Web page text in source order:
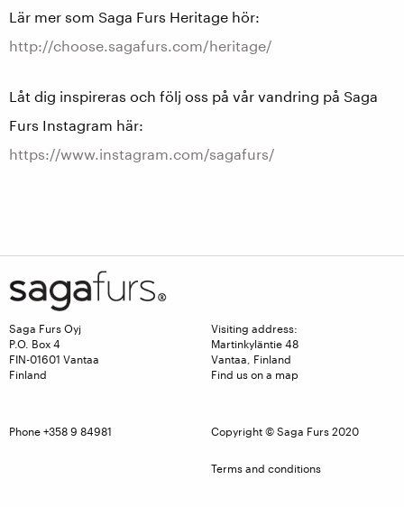
Lär mer som Saga Furs Heritage hör:
http://choose.sagafurs.com/heritage/
Låt dig inspireras och följ oss på vår vandring på Saga
Furs Instagram här:
https://www.instagram.com/sagafurs/
Saga Furs Oyj
P.O. Box 4
FIN-01601 Vantaa
Finland
Visiting address:
Martinkyläntie 48
Vantaa, Finland
Find us on a map
Phone +358 9 84981 Copyright © Saga Furs 2020
Terms and conditions